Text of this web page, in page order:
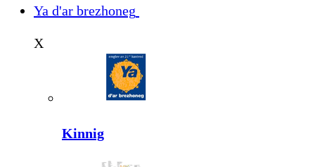
Ya d'ar brezhoneg
X
Kinnig